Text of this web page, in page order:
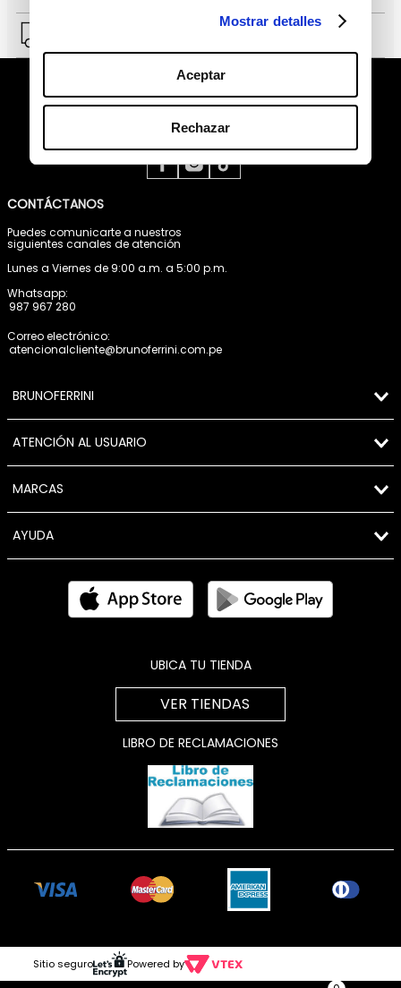
Mostrar detalles
Aceptar
Rechazar
CONTÁCTANOS
Puedes comunicarte a nuestros
siguientes canales de atención
Lunes a Viernes de 9:00 a.m. a 5:00 p.m.
Whatsapp:
987 967 280
Correo electrónico:
atencionalcliente@brunoferrini.com.pe
BRUNOFERRINI
ATENCIÓN AL USUARIO
MARCAS
AYUDA
UBICA TU TIENDA
VER TIENDAS
LIBRO DE RECLAMACIONES
Sitio seguro Powered by